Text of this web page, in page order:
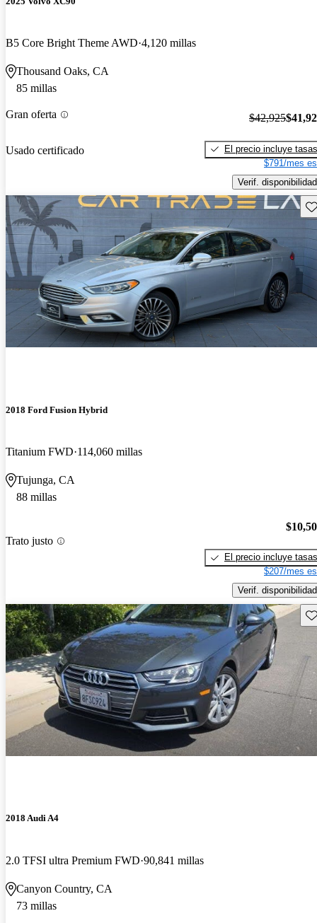
B5 Core Bright Theme AWD 4,120 millas
Thousand Oaks, CA
85 millas
Gran oferta
Usado certificado
$42,925
El precio incluye tasas
$791/mes
Verif. disponibilidad
2018 Ford Fusion Hybrid
Titanium FWD 114,060 millas
Tujunga, CA
88 millas
Trato justo
El precio incluye tasas
$207/mes
Verif. disponibilidad
2018 Audi A4
2.0 TFSI ultra Premium FWD 90,841 millas
Canyon Country, CA
73 millas